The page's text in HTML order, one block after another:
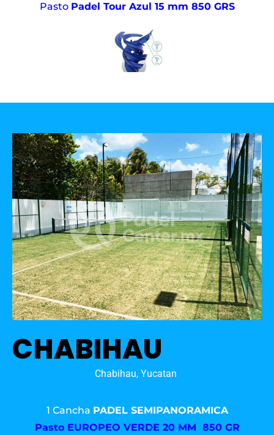
Pasto Padel Tour Azul 15 mm 850 GRS
CHABIHAU
Chabihau, Yucatan
1 Cancha PADEL SEMIPANORAMICA
Pasto EUROPEO VERDE 20 MM 850 GR